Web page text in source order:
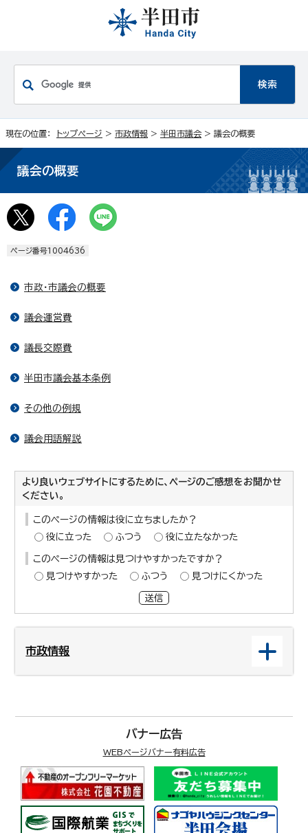
現在の位置： トップページ > 市政情報 > 半田市議会 > 議会の概要
議会の概要
ページ番号1004636
市政・市議会の概要
議会運営費
議長交際費
半田市議会基本条例
その他の例規
議会用語解説
より良いウェブサイトにするために、ページのご感想をお聞かせ
ください。
このページの情報は役に立ちましたか？
役に立った
ふつう 役に立たなかった
このページの情報は見つけやすかったですか？
見つけやすかった
ふつう 見つけにくかった
送信
市政情報
バナー広告
WEBページバナー有料広告